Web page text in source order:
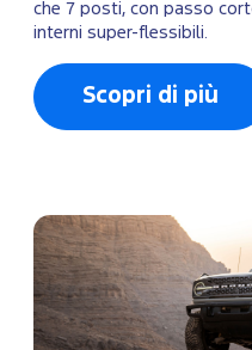
che 7 posti, con passo
interni super-flessibili.
Scopri di più